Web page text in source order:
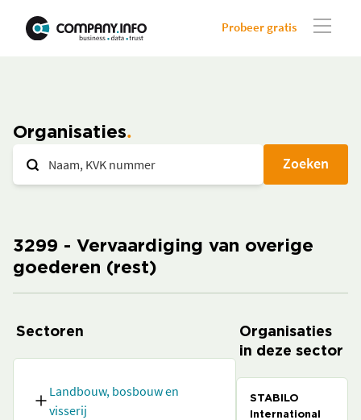
Probeer gratis
Organisaties
Zoeken
3299 - Vervaardiging van overige
goederen (rest)
Sectoren
Landbouw, bosbouw en
visserij
Organisaties
in deze sector
STABILO
International